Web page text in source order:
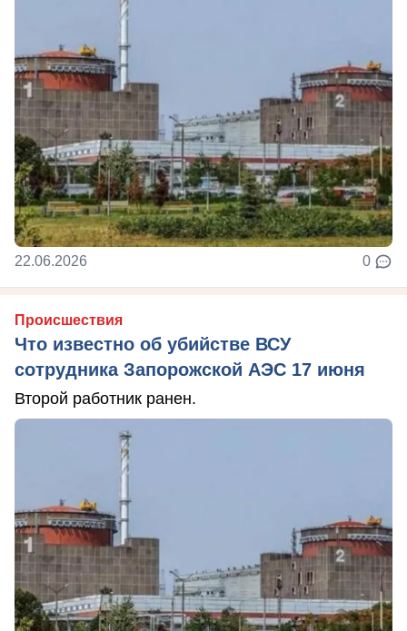
22.06.2026 0
Происшествия
Что известно об убийстве ВСУ
сотрудника Запорожской АЭС 17 июня
Второй работник ранен.